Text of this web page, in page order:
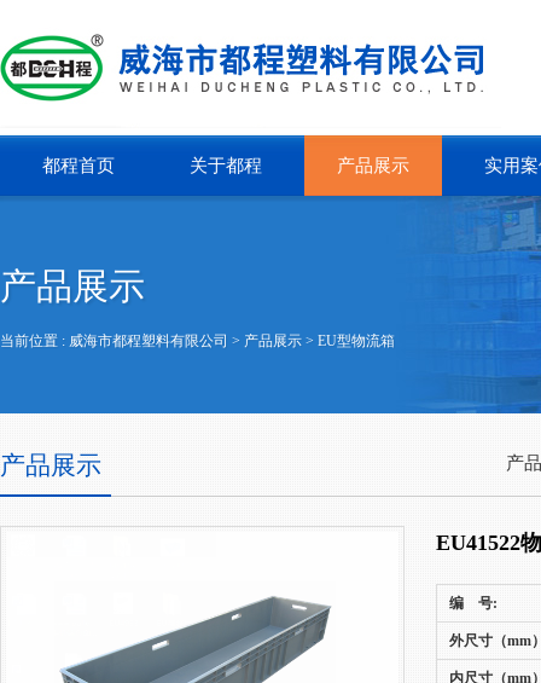
都程首页 关于都程 产品展示 实用
产品展示
当前位置 : 威海市都程塑料有限公司 > 产品展示 > EU型物流箱
产品展示 产
EU41522
编 号:
外尺寸（mm
内尺寸（mm